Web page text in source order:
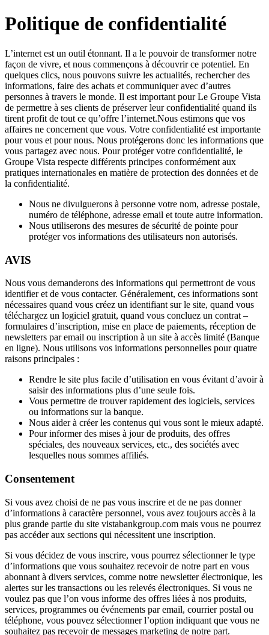
Politique de confidentialité
L’internet est un outil étonnant. Il a le pouvoir de transformer notre
façon de vivre, et nous commençons à découvrir ce potentiel. En
quelques clics, nous pouvons suivre les actualités, rechercher des
informations, faire des achats et communiquer avec d’autres
personnes à travers le monde. Il est important pour Le Groupe Vista
de permettre à ses clients de préserver leur confidentialité quand ils
tirent profit de tout ce qu’offre l’internet.Nous estimons que vos
affaires ne concernent que vous. Votre confidentialité est importante
pour vous et pour nous. Nous protégerons donc les informations que
vous partagez avec nous. Pour protéger votre confidentialité, le
Groupe Vista respecte différents principes conformément aux
pratiques internationales en matière de protection des données et de
la confidentialité.
Nous ne divulguerons à personne votre nom, adresse postale,
numéro de téléphone, adresse email et toute autre information.
Nous utiliserons des mesures de sécurité de pointe pour
protéger vos informations des utilisateurs non autorisés.
AVIS
Nous vous demanderons des informations qui permettront de vous
identifier et de vous contacter. Généralement, ces informations sont
nécessaires quand vous créez un identifiant sur le site, quand vous
téléchargez un logiciel gratuit, quand vous concluez un contrat –
formulaires d’inscription, mise en place de paiements, réception de
newsletters par email ou inscription à un site à accès limité (Banque
en ligne). Nous utilisons vos informations personnelles pour quatre
raisons principales :
Rendre le site plus facile d’utilisation en vous évitant d’avoir à
saisir des informations plus d’une seule fois.
Vous permettre de trouver rapidement des logiciels, services
ou informations sur la banque.
Nous aider à créer les contenus qui vous sont le mieux adapté.
Pour informer des mises à jour de produits, des offres
spéciales, des nouveaux services, etc., des sociétés avec
lesquelles nous sommes affiliés.
Consentement
Si vous avez choisi de ne pas vous inscrire et de ne pas donner
d’informations à caractère personnel, vous avez toujours accès à la
plus grande partie du site vistabankgroup.com mais vous ne pourrez
pas accéder aux sections qui nécessitent une inscription.
Si vous décidez de vous inscrire, vous pourrez sélectionner le type
d’informations que vous souhaitez recevoir de notre part en vous
abonnant à divers services, comme notre newsletter électronique, les
alertes sur les transactions ou les relevés électroniques. Si vous ne
voulez pas que l’on vous informe des offres liées à nos produits,
services, programmes ou événements par email, courrier postal ou
téléphone, vous pouvez sélectionner l’option indiquant que vous ne
souhaitez pas recevoir de messages marketing de notre part.